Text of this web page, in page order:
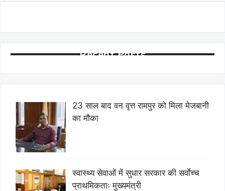
Recent Posts
23 साल बाद वन वृत्त रामपुर को मिला मेजबानी
का मौका
स्वास्थ्य सेवाओं में सुधार सरकार की सर्वाेच्च
प्राथमिकताः मुख्यमंत्री